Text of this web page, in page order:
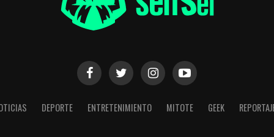
DEPORTE ENTRETENIMIENTO MITOTE GEEK